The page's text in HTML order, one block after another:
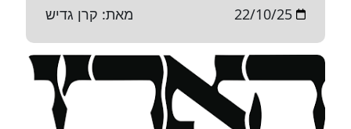
22/10/25 מאת: קרן גדיש